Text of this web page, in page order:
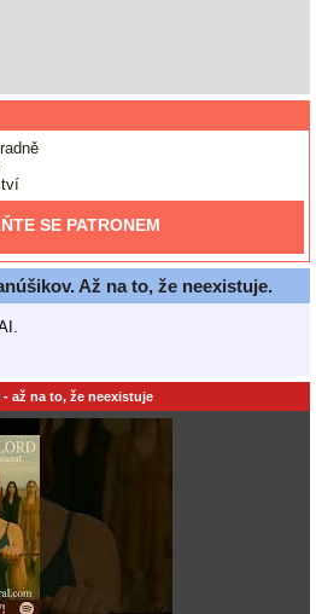
SE PATRONEM
Až na to, že neexistuje.
až na to, že neexistuje